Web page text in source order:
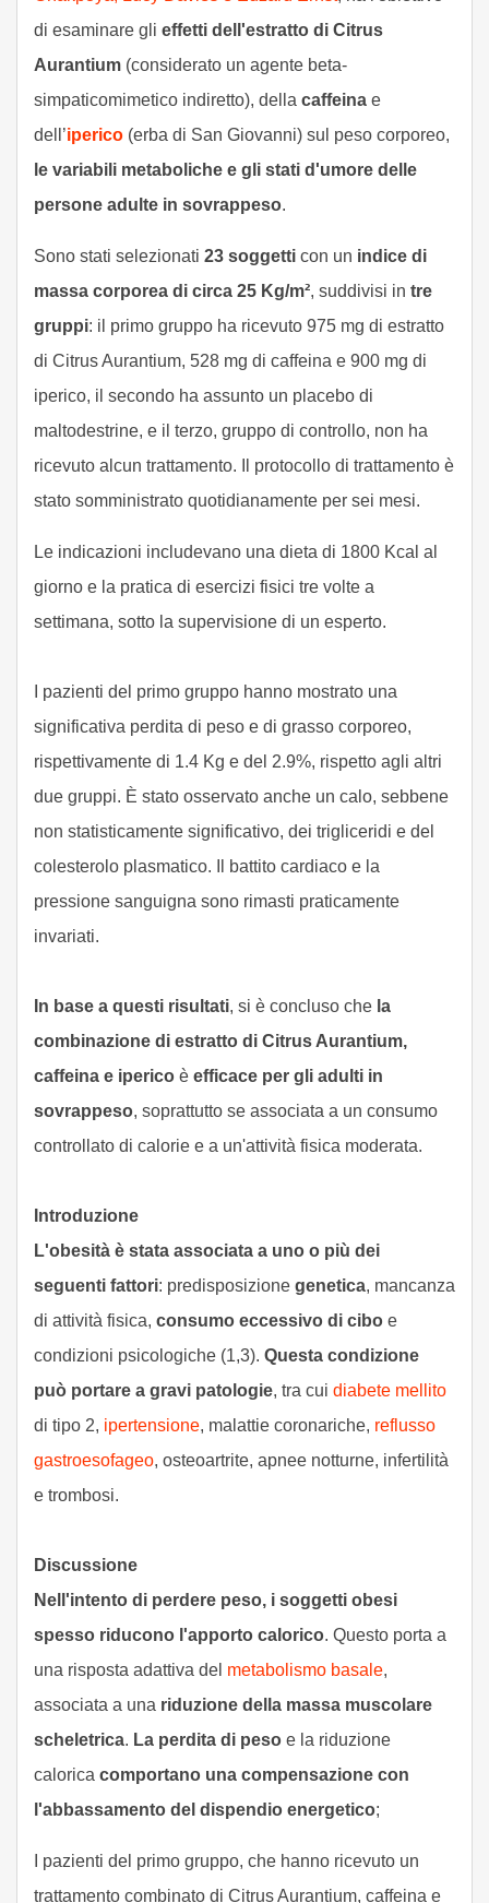
di esaminare gli effetti dell'estratto di Citrus
Aurantium (considerato un agente beta-
simpaticomimetico indiretto), della caffeina e
dell’iperico (erba di San Giovanni) sul peso corporeo,
le variabili metaboliche e gli stati d'umore delle
persone adulte in sovrappeso.
Sono stati selezionati 23 soggetti con un indice di
massa corporea di circa 25 Kg/m², suddivisi in tre
gruppi: il primo gruppo ha ricevuto 975 mg di estratto
di Citrus Aurantium, 528 mg di caffeina e 900 mg di
iperico, il secondo ha assunto un placebo di
maltodestrine, e il terzo, gruppo di controllo, non ha
ricevuto alcun trattamento. Il protocollo di trattamento è
stato somministrato quotidianamente per sei mesi.
Le indicazioni includevano una dieta di 1800 Kcal al
giorno e la pratica di esercizi fisici tre volte a
settimana, sotto la supervisione di un esperto.
I pazienti del primo gruppo hanno mostrato una
significativa perdita di peso e di grasso corporeo,
rispettivamente di 1.4 Kg e del 2.9%, rispetto agli altri
due gruppi. È stato osservato anche un calo, sebbene
non statisticamente significativo, dei trigliceridi e del
colesterolo plasmatico. Il battito cardiaco e la
pressione sanguigna sono rimasti praticamente
invariati.
In base a questi risultati, si è concluso che la
combinazione di estratto di Citrus Aurantium,
caffeina e iperico è efficace per gli adulti in
sovrappeso, soprattutto se associata a un consumo
controllato di calorie e a un'attività fisica moderata.
Introduzione
L'obesità è stata associata a uno o più dei
seguenti fattori: predisposizione genetica, mancanza
di attività fisica, consumo eccessivo di cibo e
condizioni psicologiche (1,3). Questa condizione
può portare a gravi patologie, tra cui diabete mellito
di tipo 2, ipertensione, malattie coronariche, reflusso
gastroesofageo, osteoartrite, apnee notturne, infertilità
e trombosi.
Discussione
Nell'intento di perdere peso, i soggetti obesi
spesso riducono l'apporto calorico. Questo porta a
una risposta adattiva del metabolismo basale,
associata a una riduzione della massa muscolare
scheletrica. La perdita di peso e la riduzione
calorica comportano una compensazione con
l'abbassamento del dispendio energetico;
I pazienti del primo gruppo, che hanno ricevuto un
trattamento combinato di Citrus Aurantium, caffeina e